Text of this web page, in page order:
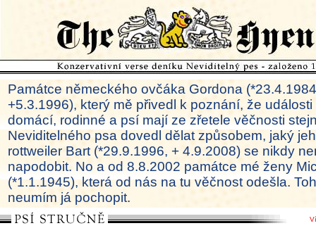
Památce německého ovčáka Gordona
+5.3.1996), který mě přivedl k poznání, že
domácí, rodinné a psí mají ze zřetele věčnosti
Neviditelného psa dovedl dělat způsobem, jaký
rottweiler Bart (*29.9.1996, + 4.9.2008) se nikdy
napodobit. No a od 8.8.2002 památce mé ženy
(*1.1.1945), která od nás na tu věčnost odešla.
neumím já pochopit.